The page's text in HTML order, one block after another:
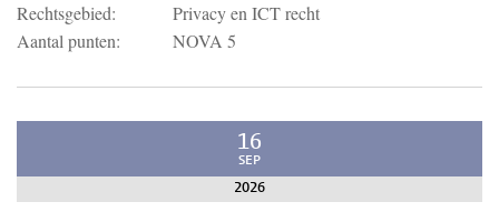
Rechtsgebied:
Privacy en ICT recht
Aantal punten:
NOVA 5
16
SEP
2026